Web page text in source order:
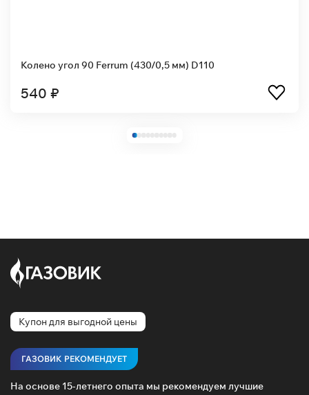
Колено угол 90 Ferrum (430/0,5 мм) D110
540 ₽
Купон для выгодной цены
ГАЗОВИК РЕКОМЕНДУЕТ
На основе 15-летнего опыта мы рекомендуем лучшие